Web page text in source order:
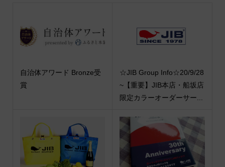
自治体アワード Bronze受
賞
☆JIB Group Info☆20/9/28
~【重要】JIB本店・船坂店
限定カラーオーダーサー...